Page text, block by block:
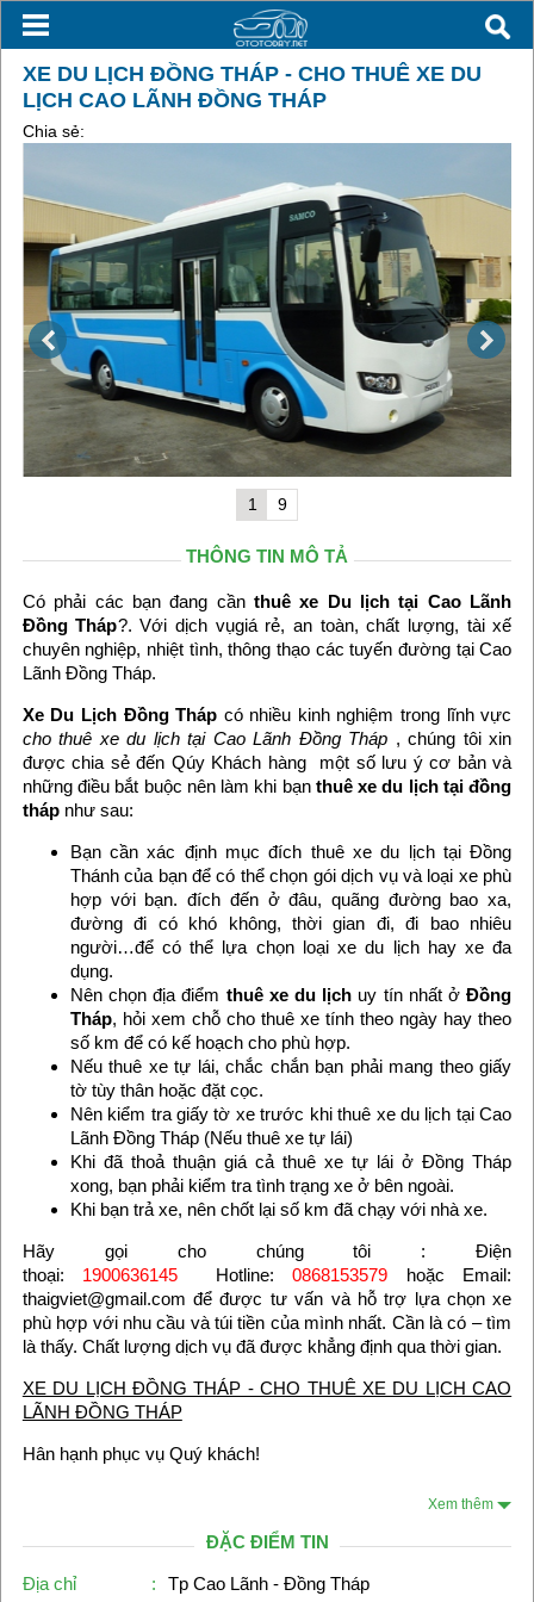
XE DU LỊCH ĐỒNG THÁP - CHO THUÊ XE DU
LỊCH CAO LÃNH ĐỒNG THÁP
Chia sẻ:
1 9
THÔNG TIN MÔ TẢ
Có phải các bạn đang cầnthuê xe Du lịch tại Cao Lãnh
Đồng Tháp?. Với dịch vụgiá rẻ, an toàn, chất lượng, tài xế
chuyên nghiệp, nhiệt tình, thông thạo các tuyến đường tại Cao
Lãnh Đồng Tháp.
Xe Du Lịch Đồng Tháp có nhiều kinh nghiệm trong lĩnh vực
cho thuê xe du lịch tại Cao Lãnh Đồng Tháp , chúng tôi xin
được chia sẻ đến Qúy Khách hàng một số lưu ý cơ bản và
những điều bắt buộc nên làm khi bạn thuê xe du lịch tại đồng
thápnhư sau:
Bạn cần xác định mục đích thuê xe du lịch tại Đồng
Thánh của bạn để có thể chọn gói dịch vụ và loại xe phù
hợp với bạn. đích đến ở đâu, quãng đường bao xa,
đường đi có khó không, thời gian đi, đi bao nhiêu
người…để có thể lựa chọn loại xe du lịch hay xe đa
dụng.
Nên chọn địa điểm thuê xe du lịch uy tín nhất ởĐồng
Tháp, hỏi xem chỗ cho thuê xe tính theo ngày hay theo
số km để có kế hoạch cho phù hợp.
Nếu thuê xe tự lái, chắc chắn bạn phải mang theo giấy
tờ tùy thân hoặc đặt cọc.
Nên kiểm tra giấy tờ xe trước khi thuê xe du lịch tại Cao
Lãnh Đồng Tháp (Nếu thuê xe tự lái)
Khi đã thoả thuận giá cả thuê xe tự lái ở Đồng Tháp
xong, bạn phải kiểm tra tình trạng xe ở bên ngoài.
Khi bạn trả xe, nên chốt lại số km đã chạy với nhà xe.
Hãy gọi cho chúng tôi : Điện
thoại: 1900636145 Hotline: 0868153579 hoặc Email:
thaigviet@gmail.com để được tư vấn và hỗ trợ lựa chọn xe
phù hợp với nhu cầu và túi tiền của mình nhất. Cần là có – tìm
là thấy. Chất lượng dịch vụ đã được khẳng định qua thời gian.
XE DU LỊCH ĐỒNG THÁP - CHO THUÊ XE DU LỊCH CAO
LÃNH ĐỒNG THÁP
Hân hạnh phục vụ Quý khách!
Xem thêm
ĐẶC ĐIỂM TIN
Địa chỉ : Tp Cao Lãnh - Đồng Tháp